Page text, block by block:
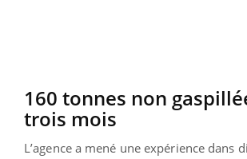
160 tonnes non
trois mois
L’agence a mené une expérience dans